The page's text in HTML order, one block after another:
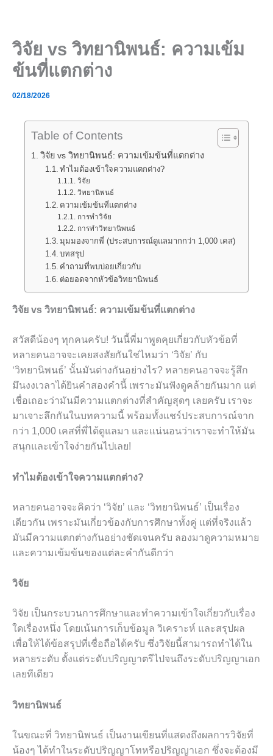
วิจัย vs วิทยานิพนธ์: ความเข้ม
ข้นที่แตกต่าง
02/18/2026
Table of Contents
วิจัย vs วิทยานิพนธ์: ความเข้มข้นที่แตกต่าง
ทำไมต้องเข้าใจความแตกต่าง?
วิจัย
วิทยานิพนธ์
ความเข้มข้นที่แตกต่าง
การทำวิจัย
การทำวิทยานิพนธ์
มุมมองจากพี่ (ประสบการณ์ดูแลมากกว่า 1,000 เคส)
บทสรุป
คำถามที่พบบ่อยเกี่ยวกับ
ต่อยอดจากหัวข้อวิทยานิพนธ์
วิจัย vs วิทยานิพนธ์: ความเข้มข้นที่แตกต่าง
สวัสดีน้องๆ ทุกคนครับ! วันนี้พี่มาพูดคุยเกี่ยวกับหัวข้อที่
หลายคนอาจจะเคยสงสัยกันใช่ไหมว่า ‘วิจัย’ กับ
‘วิทยานิพนธ์’ นั้นมันต่างกันอย่างไร? หลายคนอาจจะรู้สึก
มึนงงเวลาได้ยินคำสองคำนี้ เพราะมันฟังดูคล้ายกันมาก แต่
เชื่อเถอะว่ามันมีความแตกต่างที่สำคัญสุดๆ เลยครับ เราจะ
มาเจาะลึกกันในบทความนี้ พร้อมทั้งแชร์ประสบการณ์จาก
กว่า 1,000 เคสที่พี่ได้ดูแลมา และแน่นอนว่าเราจะทำให้มัน
สนุกและเข้าใจง่ายกันไปเลย!
ทำไมต้องเข้าใจความแตกต่าง?
หลายคนอาจจะคิดว่า ‘วิจัย’ และ ‘วิทยานิพนธ์’ เป็นเรื่อง
เดียวกัน เพราะมันเกี่ยวข้องกับการศึกษาทั้งคู่ แต่ที่จริงแล้ว
มันมีความแตกต่างกันอย่างชัดเจนครับ ลองมาดูความหมาย
และความเข้มข้นของแต่ละคำกันดีกว่า
วิจัย
วิจัย เป็นกระบวนการศึกษาและทำความเข้าใจเกี่ยวกับเรื่อง
ใดเรื่องหนึ่ง โดยเน้นการเก็บข้อมูล วิเคราะห์ และสรุปผล
เพื่อให้ได้ข้อสรุปที่เชื่อถือได้ครับ ซึ่งวิจัยนี้สามารถทำได้ใน
หลายระดับ ตั้งแต่ระดับปริญญาตรีไปจนถึงระดับปริญญาเอก
เลยทีเดียว
วิทยานิพนธ์
ในขณะที่ วิทยานิพนธ์ เป็นงานเขียนที่แสดงถึงผลการวิจัยที่
น้องๆ ได้ทำในระดับปริญญาโทหรือปริญญาเอก ซึ่งจะต้องมี